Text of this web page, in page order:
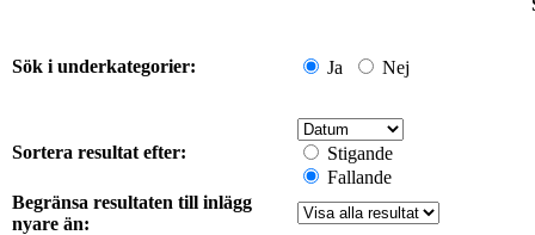
Sök i underkategorier: Ja Nej
Sortera resultat efter:
Stigande
Fallande
Begränsa resultaten till inlägg
nyare än: